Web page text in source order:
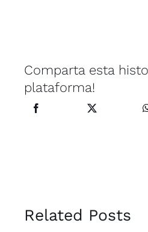
Comparta esta
plataforma!
Related Posts